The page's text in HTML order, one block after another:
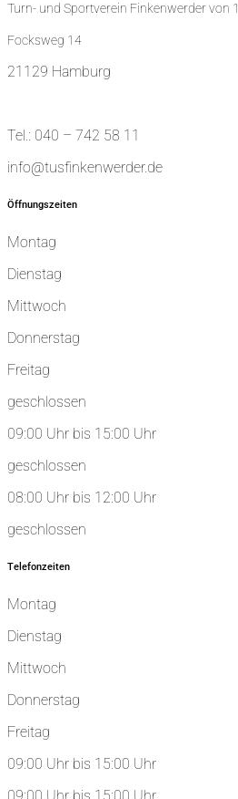
Turn- und Sportverein Finkenwerder von
Focksweg 14
21129 Hamburg
Tel.: 040 – 742 58 11
info@tusfinkenwerder.de
Öffnungszeiten
Montag
Dienstag
Mittwoch
Donnerstag
Freitag
geschlossen
09:00 Uhr bis 15:00 Uhr
geschlossen
08:00 Uhr bis 12:00 Uhr
geschlossen
Telefonzeiten
Montag
Dienstag
Mittwoch
Donnerstag
Freitag
09:00 Uhr bis 15:00 Uhr